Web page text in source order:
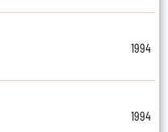
1994
1994